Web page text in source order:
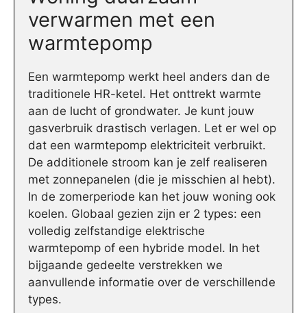
verwarmen met een
warmtepomp
Een warmtepomp werkt heel anders dan de
traditionele HR-ketel. Het onttrekt warmte
aan de lucht of grondwater. Je kunt jouw
gasverbruik drastisch verlagen. Let er wel op
dat een warmtepomp elektriciteit verbruikt.
De additionele stroom kan je zelf realiseren
met zonnepanelen (die je misschien al hebt).
In de zomerperiode kan het jouw woning ook
koelen. Globaal gezien zijn er 2 types: een
volledig zelfstandige elektrische
warmtepomp of een hybride model. In het
bijgaande gedeelte verstrekken we
aanvullende informatie over de verschillende
types.